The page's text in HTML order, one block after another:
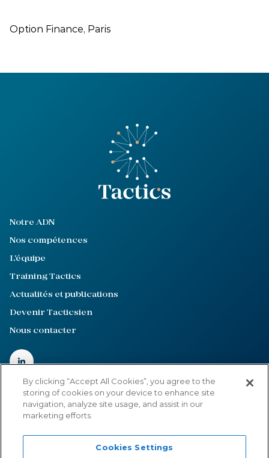
Option Finance, Paris
Notre ADN
Nos compétences
L'équipe
Training Tactics
Actualités et publications
Devenir Tacticsien
Nous contacter
Mentions légales
By clicking “Accept All Cookies”, you agree to the
storing of cookies on your device to enhance site
navigation, analyze site usage, and assist in our
marketing efforts.
Cookies Settings